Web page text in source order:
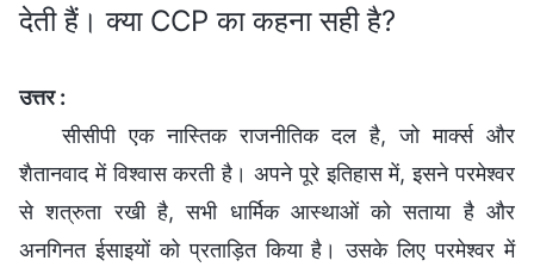
देती हैं। क्या CCP का कहना सही है?
उत्तर :
सीसीपी एक नास्तिक राजनीतिक दल है, जो मार्क्स और
शैतानवाद में विश्वास करती है। अपने पूरे इतिहास में, इसने परमेश्वर
से शत्रुता रखी है, सभी धार्मिक आस्थाओं को सताया है और
अनगिनत ईसाइयों को प्रताड़ित किया है। उसके लिए परमेश्वर में